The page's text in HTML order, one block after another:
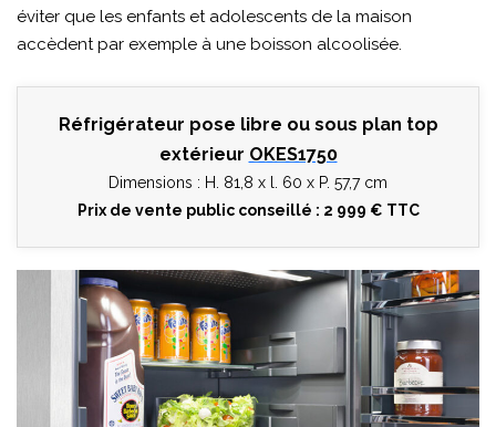
éviter que les enfants et adolescents de la maison
accèdent par exemple à une boisson alcoolisée.
Réfrigérateur pose libre ou sous plan top
extérieur OKES1750
Dimensions : H. 81,8 x l. 60 x P. 57,7 cm
Prix de vente public conseillé : 2 999 € TTC